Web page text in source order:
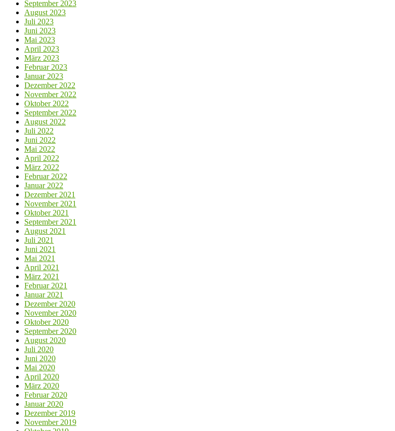
September 2023
August 2023
Juli 2023
Juni 2023
Mai 2023
April 2023
März 2023
Februar 2023
Januar 2023
Dezember 2022
November 2022
Oktober 2022
September 2022
August 2022
Juli 2022
Juni 2022
Mai 2022
April 2022
März 2022
Februar 2022
Januar 2022
Dezember 2021
November 2021
Oktober 2021
September 2021
August 2021
Juli 2021
Juni 2021
Mai 2021
April 2021
März 2021
Februar 2021
Januar 2021
Dezember 2020
November 2020
Oktober 2020
September 2020
August 2020
Juli 2020
Juni 2020
Mai 2020
April 2020
März 2020
Februar 2020
Januar 2020
Dezember 2019
November 2019